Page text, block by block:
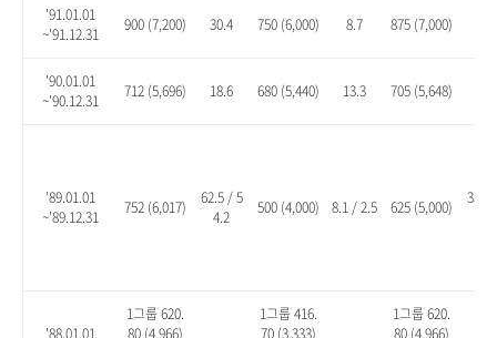
'91.01.01
~'91.12.31
900 (7,200) 30.4 750 (6,000) 8.7 875 (7,000)
'90.01.01
~'90.12.31
712 (5,696) 18.6 680 (5,440) 13.3 705 (5,648)
'89.01.01
~'89.12.31
752 (6,017)
62.5 / 5
4.2
500 (4,000) 8.1 / 2.5 625 (5,000)
35.1
'88.01.01
1그룹 620.
80 (4,966)
1그룹 416.
70 (3,333)
1그룹 620.
80 (4,966)